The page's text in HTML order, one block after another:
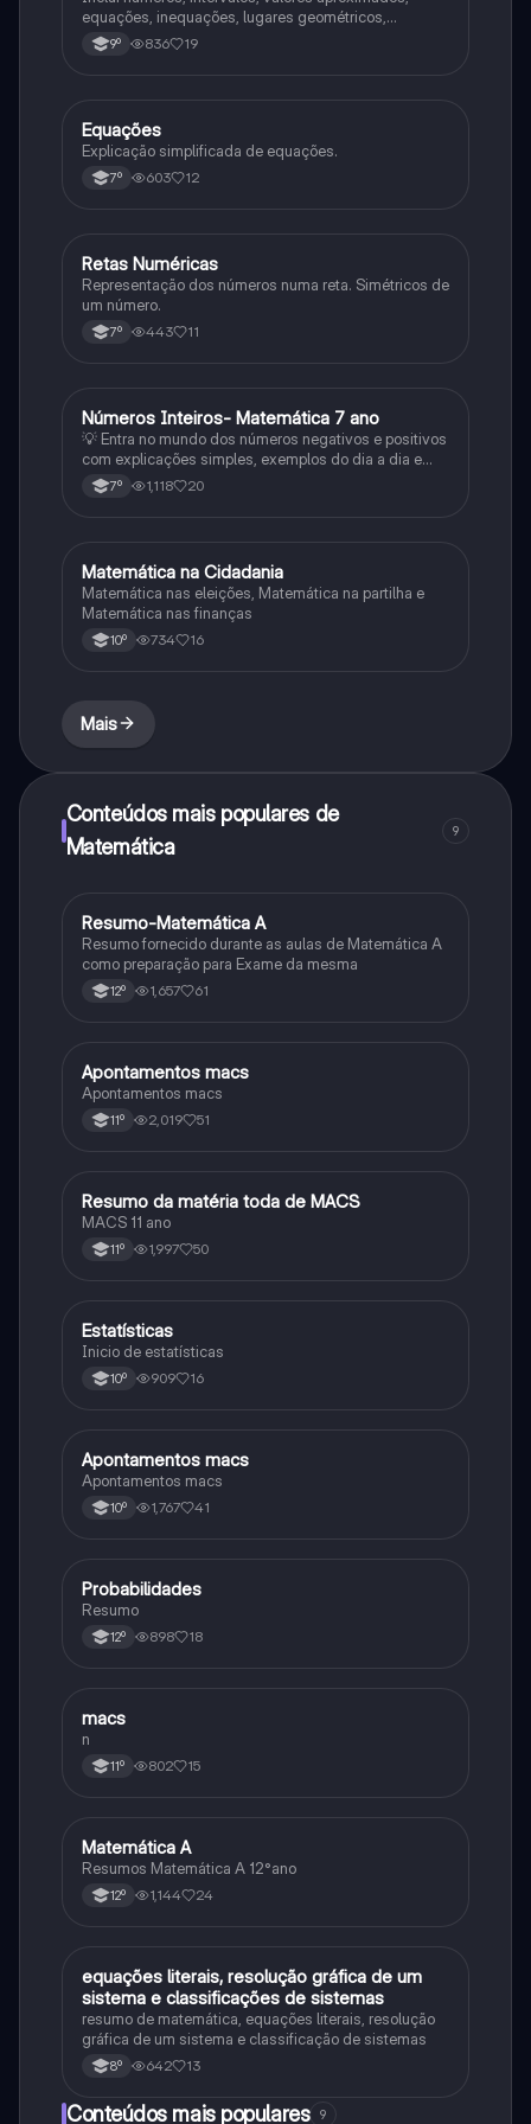
equações, inequações, lugares geométricos,
trigonometria e muito mais!
9º 836 19
Matemática
Equações
Explicação simplificada de equações.
7º 603 12
Matemática
Retas Numéricas
Representação dos números numa reta. Simétricos de
um número.
7º 443 11
Matemática
Números Inteiros- Matemática 7 ano
💡 Entra no mundo dos números negativos e positivos
com explicações simples, exemplos do dia a dia e
exercícios práticos! Neste slide vais aprender a: ✅
Identificar e comparar números inteiros ✅ Usar a reta
7º 1,118 20
Matemática
Matemática na Cidadania
Matemática nas eleições, Matemática na partilha e
Matemática nas finanças
10º 734 16
Mais
Conteúdos mais populares de
Matemática
9
Matemática
Resumo-Matemática A
Resumo fornecido durante as aulas de Matemática A
como preparação para Exame da mesma
12º 1,657 61
Matemática
Apontamentos macs
Apontamentos macs
11º 2,019 51
Matemática
Resumo da matéria toda de MACS
MACS 11 ano
11º 1,997 50
Matemática
Estatísticas
Inicio de estatísticas
10º 909 16
Matemática
Apontamentos macs
Apontamentos macs
10º 1,767 41
Matemática
Probabilidades
Resumo
12º 898 18
Matemática
macs
n
11º 802 15
Matemática
Matemática A
Resumos Matemática A 12°ano
12º 1,144 24
Matemática
equações literais, resolução gráfica de um
sistema e classificações de sistemas
resumo de matemática, equações literais, resolução
gráfica de um sistema e classificação de sistemas
8º 642 13
Conteúdos mais populares 9